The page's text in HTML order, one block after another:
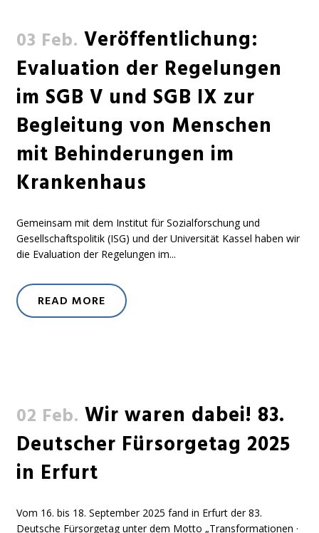
03 Feb. Veröffentlichung:
Evaluation der Regelungen
im SGB V und SGB IX zur
Begleitung von Menschen
mit Behinderungen im
Krankenhaus
Gemeinsam mit dem Institut für Sozialforschung und
Gesellschaftspolitik (ISG) und der Universität Kassel haben wir
die Evaluation der Regelungen im...
READ MORE
02 Feb. Wir waren dabei! 83.
Deutscher Fürsorgetag 2025
in Erfurt
Vom 16. bis 18. September 2025 fand in Erfurt der 83.
Deutsche Fürsorgetag unter dem Motto „Transformationen ·